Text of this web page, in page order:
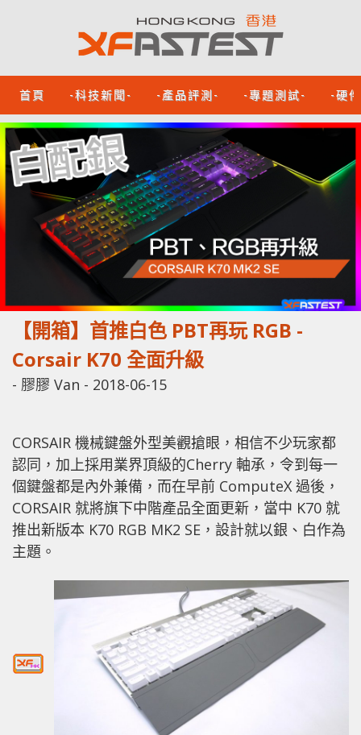
首頁 -科技新聞- -產品評測- -專題測試- -硬
【開箱】首推白色 PBT再玩 RGB -
Corsair K70 全面升級
- 膠膠 Van - 2018-06-15
CORSAIR 機械鍵盤外型美觀搶眼，相信不少玩家都
認同，加上採用業界頂級的Cherry 軸承，令到每一
個鍵盤都是內外兼備，而在早前 ComputeX 過後，
CORSAIR 就將旗下中階產品全面更新，當中 K70 就
推出新版本 K70 RGB MK2 SE，設計就以銀、白作為
主題。